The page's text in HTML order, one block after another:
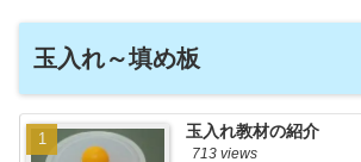
玉入れ～填め板
玉入れ教材の紹介
713 views